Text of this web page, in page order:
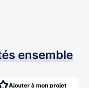
ensemble
Ajouter à mon projet